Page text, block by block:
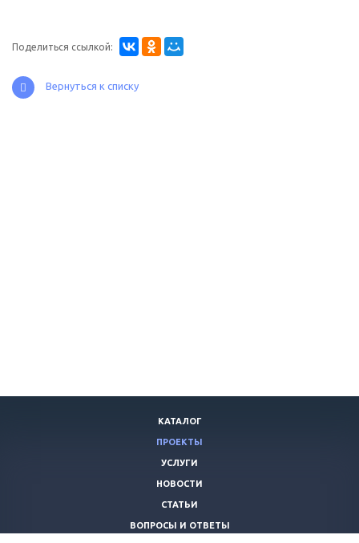
Поделиться ссылкой:
Вернуться к списку
КАТАЛОГ
ПРОЕКТЫ
УСЛУГИ
НОВОСТИ
СТАТЬИ
ВОПРОСЫ И ОТВЕТЫ